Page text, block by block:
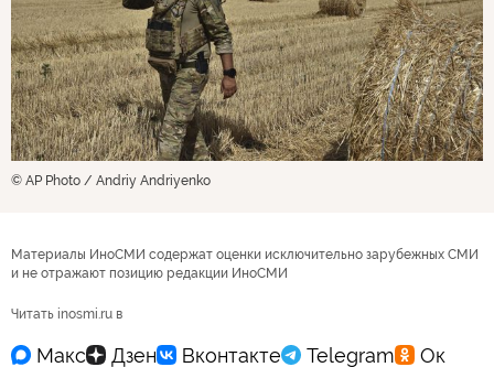
© AP Photo / Andriy Andriyenko
Материалы ИноСМИ содержат оценки исключительно зарубежных СМИ
и не отражают позицию редакции ИноСМИ
Читать inosmi.ru в